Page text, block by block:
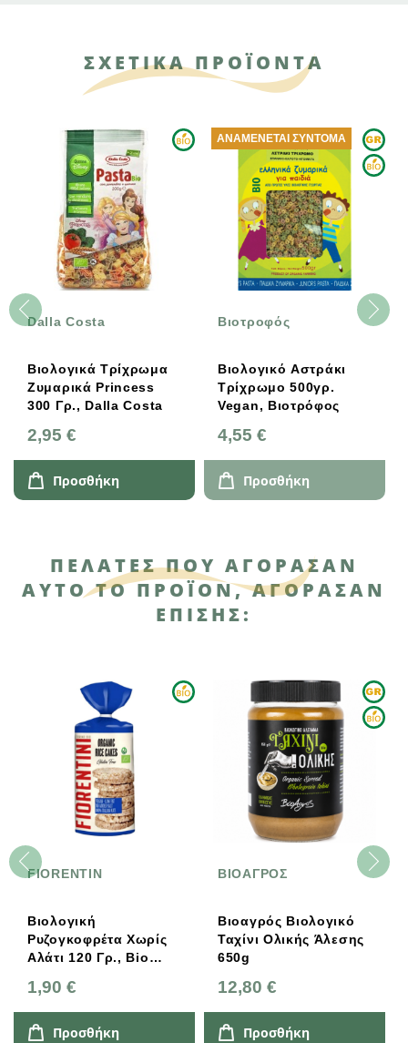
ΣΧΕΤΙΚΑ ΠΡΟΪΟΝΤΑ
Dalla Costa
Βιολογικά Τρίχρωμα
Ζυμαρικά Princess
300 Γρ., Dalla Costa
2,95 €
Προσθήκη
Βιοτροφός
Βιολογικό Αστράκι
Τρίχρωμο 500γρ.
Vegan, Βιοτρόφος
4,55 €
ΑΝΑΜΈΝΕΤΑΙ ΣΎΝΤΟΜΑ
Προσθήκη
ΠΕΛΆΤΕΣ ΠΟΥ ΑΓΌΡΑΣΑΝ
ΑΥΤΌ ΤΟ ΠΡΟΪΌΝ, ΑΓΌΡΑΣΑΝ
ΕΠΊΣΗΣ:
FIORENTIN
Βιολογική
Ρυζογκοφρέτα Χωρίς
Αλάτι 120 Γρ., Bio
1,90 €
Προσθήκη
ΒΙΟΑΓΡΟΣ
Βιοαγρός Βιολογικό
Ταχίνι Ολικής Άλεσης
650g
12,80 €
Προσθήκη